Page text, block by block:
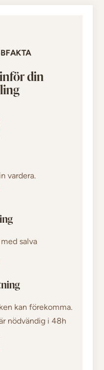
din
vardera.
salva
kan förekomma.
nödvändig i 48h